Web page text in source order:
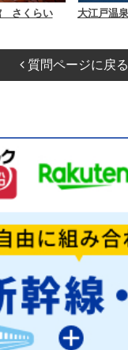
さくらい
質問ページに戻る